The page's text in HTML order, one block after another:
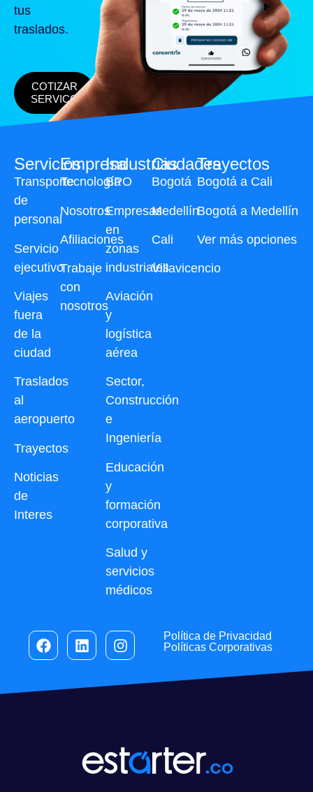
tus
traslados.
COTIZAR
SERVICO
Servicios
Transporte
de
personal
Servicio
ejecutivo
Viajes
fuera
de la
ciudad
Traslados
al
aeropuerto
Trayectos
Noticias
de
Interes
Industrias
BPO
Empresas
en
zonas
industriales
Aviación
y
logística
aérea
Sector,
Construcción
e
Ingeniería
Educación
y
formación
corporativa
Salud y
servicios
médicos
Ciudades
Bogotá
Medellín
Cali
Villavicencio
Trayectos
Bogotá a Cali
Bogotá a Medellín
Ver más opciones
Empresa
Tecnología
Nosotros
Afiliaciones
Trabaje
con
nosotros
Política de Privacidad
Políticas Corporativas